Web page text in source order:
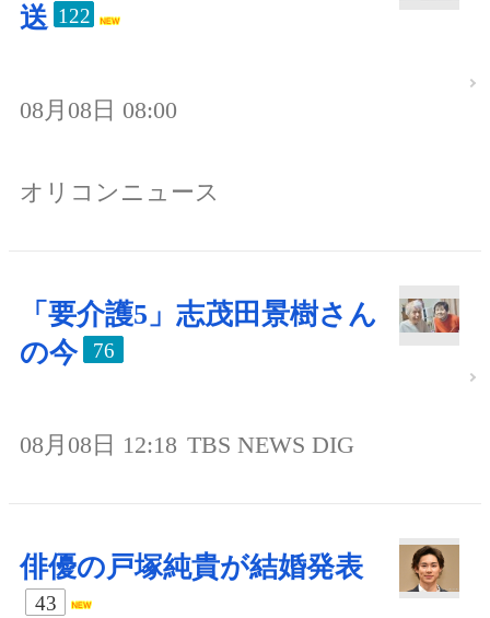
送 122
08月08日 08:00
オリコンニュース
「要介護5」志茂田景樹さん
の今
76
08月08日 12:18 TBS NEWS DIG
俳優の戸塚純貴が結婚発表
43